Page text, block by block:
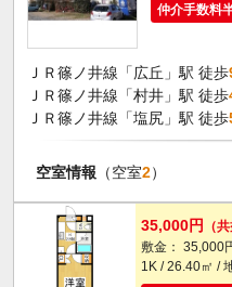
仲介手数料
ＪＲ篠ノ井線「広丘」駅 徒歩
ＪＲ篠ノ井線「村井」駅 徒歩
ＪＲ篠ノ井線「塩尻」駅 徒歩
空室情報 （空室2）
35,000円
（
敷金： 35,000
1K / 26.40㎡ /